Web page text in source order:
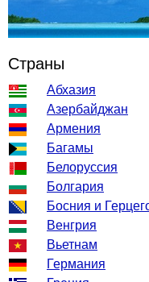
Страны
Абхазия
Азербайджан
Армения
Багамы
Белоруссия
Болгария
Босния и
Венгрия
Вьетнам
Германия